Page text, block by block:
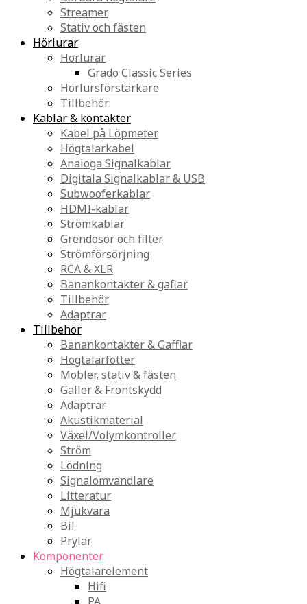
Streamer
Stativ och fästen
Hörlurar
Hörlurar
Grado Classic Series
Hörlursförstärkare
Tillbehör
Kablar & kontakter
Kabel på Löpmeter
Högtalarkabel
Analoga Signalkablar
Digitala Signalkablar & USB
Subwooferkablar
HDMI-kablar
Strömkablar
Grendosor och filter
Strömförsörjning
RCA & XLR
Banankontakter & gaflar
Tillbehör
Adaptrar
Tillbehör
Banankontakter & Gafflar
Högtalarfötter
Möbler, stativ & fästen
Galler & Frontskydd
Adaptrar
Akustikmaterial
Växel/Volymkontroller
Ström
Lödning
Signalomvandlare
Litteratur
Mjukvara
Bil
Prylar
Komponenter
Högtalarelement
Hifi